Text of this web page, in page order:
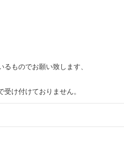
ものでお願い致します、
け付けておりません。